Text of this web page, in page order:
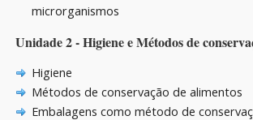
microrganismos
Unidade 2 - Higiene e Métodos de
Higiene
Métodos de conservação de alimentos
Embalagens como método de